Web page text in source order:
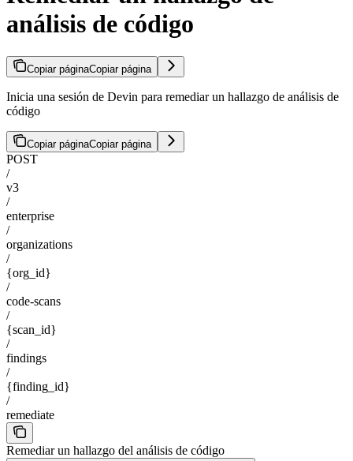
análisis de código
Copiar páginaCopiar página
Inicia una sesión de Devin para remediar un hallazgo de análisis de
código
Copiar páginaCopiar página
POST
/
v3
/
enterprise
/
organizations
/
{org_id}
/
code-scans
/
{scan_id}
/
findings
/
{finding_id}
/
remediate
Remediar un hallazgo del análisis de código